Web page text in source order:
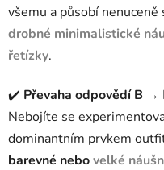
všemu a působí
drobné minimalistické
řetízky.
✔️ Převaha odpovědí B →
Nebojíte se
dominantním prvkem
barevné nebovelké